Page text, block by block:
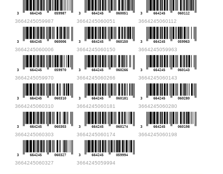
3 664245 059987
3664245059987
3 664245 060051
3664245060051
3 664245 060112
3664245060112
3 664245 060006
3664245060006
3 664245 060150
3664245060150
3 664245 059963
3664245059963
3 664245 059970
3664245059970
3 664245 060266
3664245060266
3 664245 060143
3664245060143
3 664245 060310
3664245060310
3 664245 060181
3664245060181
3 664245 060280
3664245060280
3 664245 060303
3664245060303
3 664245 060174
3664245060174
3 664245 060198
3664245060198
3 664245 060327
3664245060327
3 664245 059994
3664245059994